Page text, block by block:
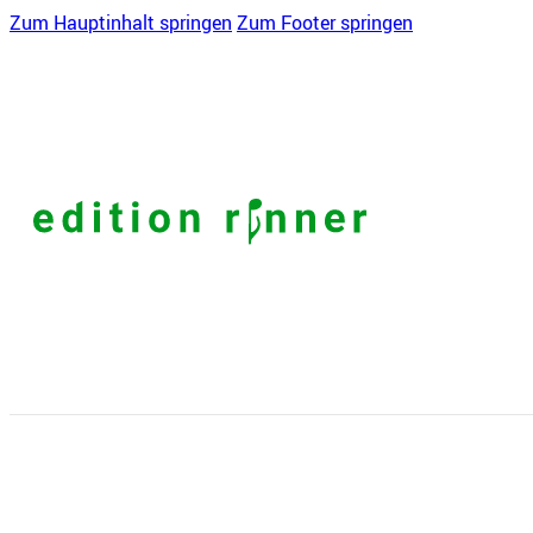
Zum Hauptinhalt springen Zum Footer springen